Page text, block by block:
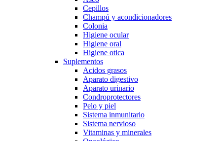
Cepillos
Champú y acondicionadores
Colonia
Higiene ocular
Higiene oral
Higiene otica
Suplementos
Acidos grasos
Aparato digestivo
Aparato urinario
Condroprotectores
Pelo y piel
Sistema inmunitario
Sistema nervioso
Vitaminas y minerales